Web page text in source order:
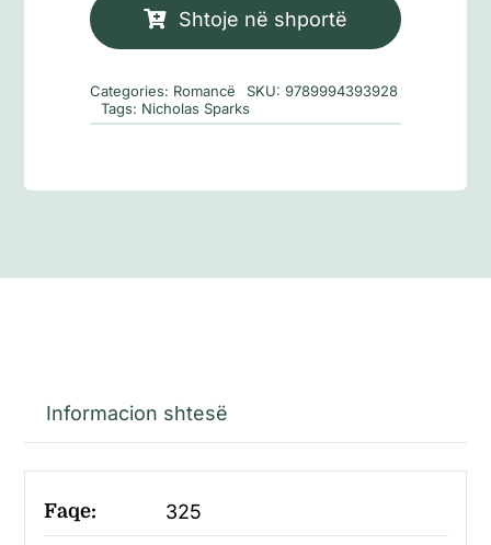
dashur
Shtoje në shportë
Categories: Romancë SKU:9789994393928
Tags: Nicholas Sparks
Informacion shtesë
Faqe: 325